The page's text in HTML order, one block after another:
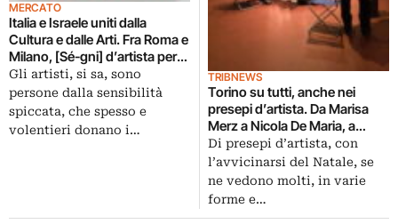
MERCATO
Italia e Israele uniti dalla
Cultura e dalle Arti. Fra Roma e
Milano, [Sé-gni] d’artista per
una mostra seguita da un’asta
Gli artisti, si sa, sono
persone dalla sensibilità
spiccata, che spesso e
volentieri donano i…
TRIBNEWS
Torino su tutti, anche nei
presepi d’artista. Da Marisa
Merz a Nicola De Maria, a
Maura Banfo, natività
contemporanee esposte
assieme a capolavori antichi:
ecco le immagini dalla preview
Di presepi d’artista, con
l’avvicinarsi del Natale, se
ne vedono molti, in varie
forme e…